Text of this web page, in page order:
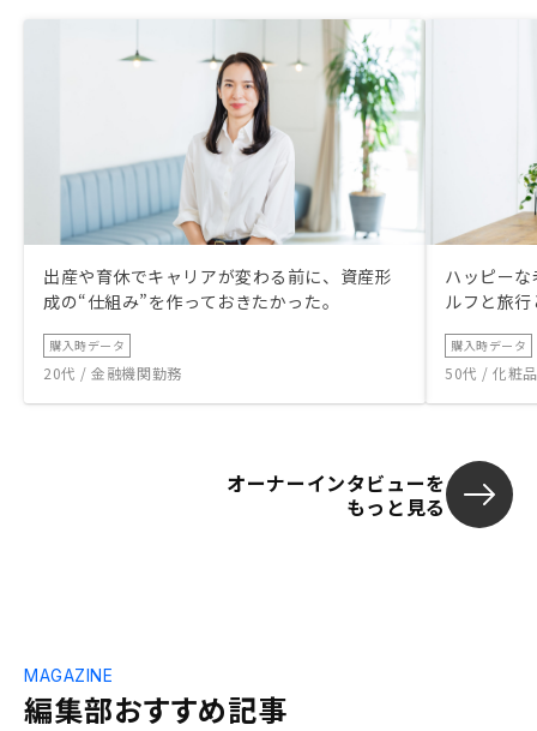
出産や育休でキャリアが変わる前に、資産形
成の“仕組み”を作っておきたかった。
購入時データ
20代 / 金融機関勤務
ハッピー
ルフと旅
購入時データ
50代 / 化粧
オーナーインタビューを
もっと見る
編集部おすすめ記事
MAGAZINE